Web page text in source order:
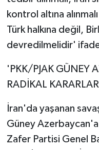
kontrol altına
Türk halkına değil,
devredilmelidir'
'PKK/PJAK GÜNEY
RADİKAL
İran'da yaşanan
Güney
Zafer Partisi Genel